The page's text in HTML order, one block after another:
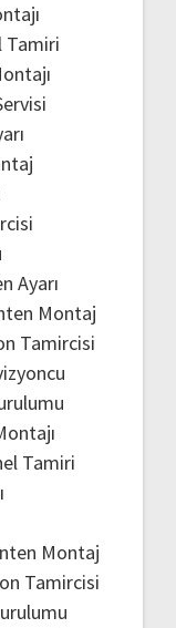
Tamiri
Ayarı
Montaj
Tamircisi
Tamiri
Montaj
Tamircisi